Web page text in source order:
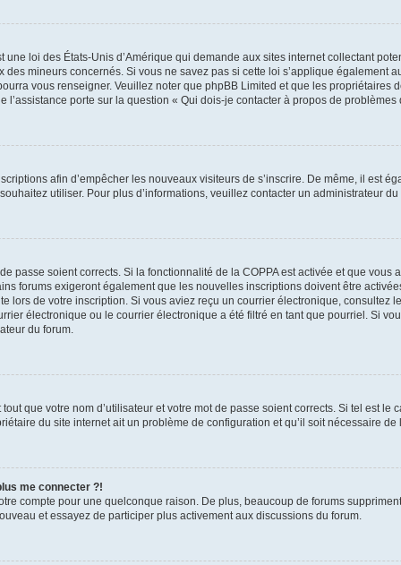
une loi des États-Unis d’Amérique qui demande aux sites internet collectant
mineurs concernés. Si vous ne savez pas si cette loi s’applique également
vous renseigner. Veuillez noter que phpBB Limited et que les propriétaires
porte sur la question « Qui dois-je contacter à propos de problèmes
afin d’empêcher les nouveaux visiteurs de s’inscrire. De même, il est
utiliser. Pour plus d’informations, veuillez contacter un administrateur du
passe soient corrects. Si la fonctionnalité de la COPPA est activée et que
forums exigeront également que les nouvelles inscriptions doivent être
lors de votre inscription. Si vous aviez reçu un courrier électronique, consultez
électronique ou le courrier électronique a été filtré en tant que pourriel. Si
du forum.
que votre nom d’utilisateur et votre mot de passe soient corrects. Si tel est
du site internet ait un problème de configuration et qu’il soit nécessaire de
me connecter ?!
compte pour une quelconque raison. De plus, beaucoup de forums
et essayez de participer plus activement aux discussions du forum.